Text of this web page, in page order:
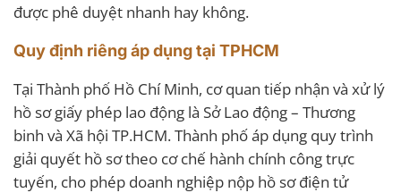
được phê duyệt nhanh hay không.
Quy định riêng áp dụng tại TPHCM
Tại Thành phố Hồ Chí Minh, cơ quan tiếp nhận và xử lý
hồ sơ giấy phép lao động là Sở Lao động – Thương
binh và Xã hội TP.HCM. Thành phố áp dụng quy trình
giải quyết hồ sơ theo cơ chế hành chính công trực
tuyến, cho phép doanh nghiệp nộp hồ sơ điện tử